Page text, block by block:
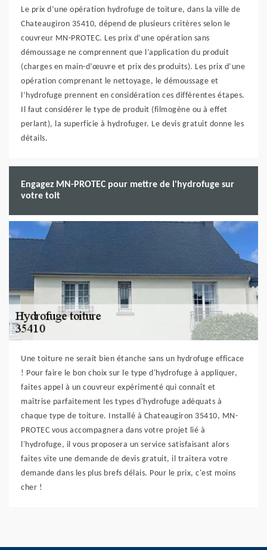
Le prix d’une opération hydrofuge de toiture, dans la ville de
Chateaugiron 35410, dépend de plusieurs critères selon le
couvreur MN-PROTEC. Les prix d’une opération sans
démoussage ne comprennent que l’application du produit
(charges en main-d’œuvre et prix des produits). Les prix d’une
opération comprenant le nettoyage, le démoussage et
l’hydrofuge prennent en considération ces différentes étapes.
Il faut considérer le type de produit (filmogène ou à effet
perlant), la superficie à hydrofuger. Le devis gratuit donne les
détails.
Engagez MN-PROTEC pour mettre de l'hydrofuge sur
votre toit
Une toiture ne serait bien étanche sans un hydrofuge efficace
! Pour faire le bon choix sur le type d'hydrofuge à appliquer,
faites appel à un couvreur expérimenté qui connaît et
maîtrise parfaitement les types d'hydrofuge adéquats à
chaque type de toiture. Installé à Chateaugiron 35410, MN-
PROTEC vous accompagnera dans votre projet lié à
l'hydrofuge, il vous proposera un service satisfaisant alors
faites vite une demande de devis gratuit, il traitera votre
demande dans les plus brefs délais. Pour le prix, c'est moins
cher !